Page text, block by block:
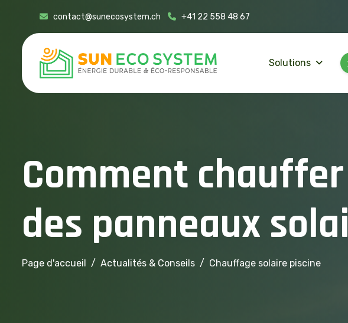
contact@sunecosystem.ch +41 22 558 48 67
Solutions
Comment chauffer
des panneaux solai
Page d'accueil Actualités & Conseils Chauffage solaire piscine